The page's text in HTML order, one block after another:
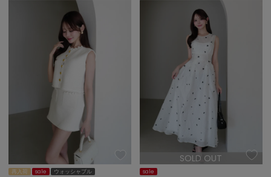
再入荷 sale ウォッシャブル
SOLD OUT
sale